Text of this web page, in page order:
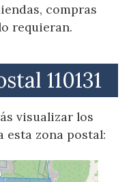
compras
requieran.
110131
visualizar los
esta zona postal: